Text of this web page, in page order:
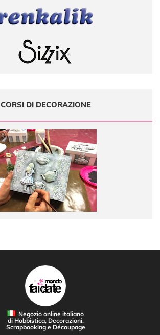
CORSI DI DECORAZIONE
Negozio online italiano
di Hobbistica, Decorazioni,
Scrapbooking e Découpage